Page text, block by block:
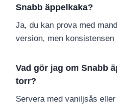
Snabb äppelkaka?
Ja, du kan prova med
version, men konsistensen
Vad gör jag om Snabb
torr?
Servera med vaniljsås